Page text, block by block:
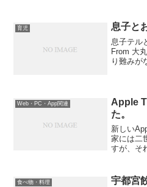
回は小文
育児 息子と
息子テル
From 大
り難みが
が（『江
Web・PC・App関連
Apple
た。
新しい
家には二
すが、そ
食べ物・料理 宇都宮